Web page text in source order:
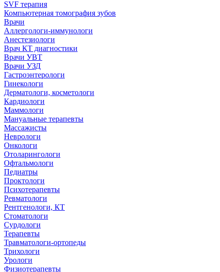
SVF терапия
Компьютерная томография зубов
Врачи
Аллергологи-иммунологи
Анестезиологи
Врач КТ диагностики
Врачи УВТ
Врачи УЗД
Гастроэнтерологи
Гинекологи
Дерматологи, косметологи
Кардиологи
Маммологи
Мануальные терапевты
Массажисты
Неврологи
Онкологи
Отоларингологи
Офтальмологи
Педиатры
Проктологи
Психотерапевты
Ревматологи
Рентгенологи, КТ
Стоматологи
Сурдологи
Терапевты
Травматологи-ортопеды
Трихологи
Урологи
Физиотерапевты